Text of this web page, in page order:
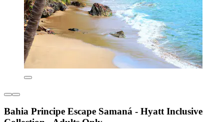
Bahia Principe Escape Samaná - Hyatt Inclusive